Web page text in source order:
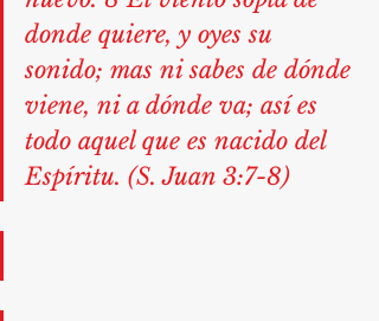
donde quiere, y oyes su
sonido; mas ni sabes de dónde
viene, ni a dónde va; así es
todo aquel que es nacido del
Espíritu. (S. Juan 3:7-8)